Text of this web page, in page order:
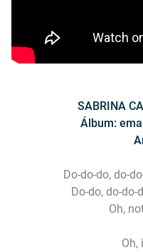
SABRINA
Álbum:
Do-do-do, do-
Do-do, do-do-
Oh,
Oh,